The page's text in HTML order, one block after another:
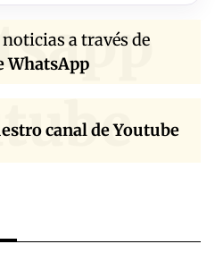
a través de
WhatsApp
canal de Youtube